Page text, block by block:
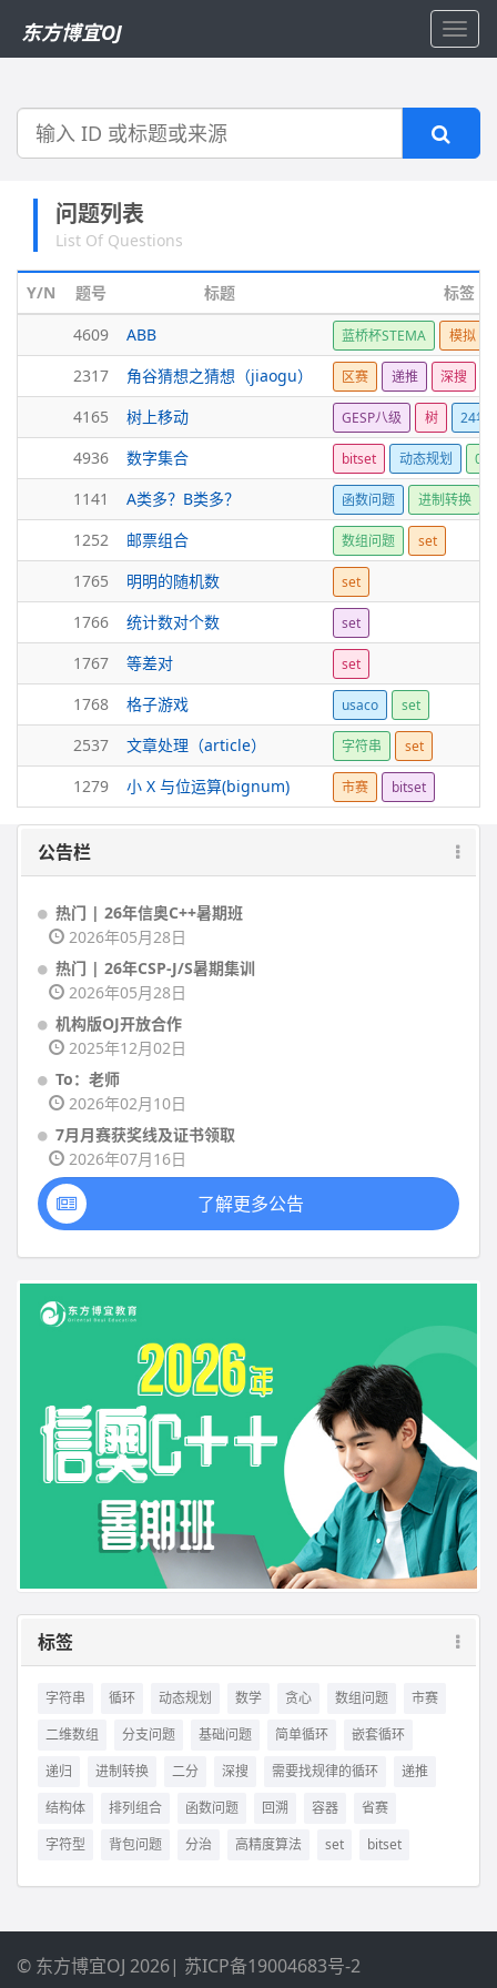
东方博宜OJ
搜
问题列表
List Of Questions
Y/N 题号 标题
标签
4609
ABB 蓝桥杯STEMA 模拟
2317 角谷猜想之猜想（jiaogu） 区赛 递推 深搜
4165 树上移动 GESP八级 树 24年
4936 数字集合 bitset 动态规划 01
1141 A类多？B类多？ 函数问题 进制转换
1252 邮票组合 数组问题 set
1765 明明的随机数 set
1766 统计数对个数 set
1767 等差对 set
1768 格子游戏 usaco set
2537 文章处理（article） 字符串 set
1279 小 X 与位运算(bignum) 市赛 bitset
公告栏
热门 | 26年信奥C++暑期班
2026年05月28日
热门 | 26年CSP-J/S暑期集训
2026年05月28日
机构版OJ开放合作
2025年12月02日
To：老师
2026年02月10日
7月月赛获奖线及证书领取
2026年07月16日
了解更多公告
标签
字符串 循环 动态规划 数学 贪心 数组问题
市赛
二维数组
分支问题 基础问题 简单循环
嵌套循环
递归
进制转换 二分 深搜 需要找规律的循环
递推
结构体
排列组合 函数问题 回溯 容器
省赛
字符型
背包问题 分治 高精度算法 set bitset
© 东方博宜OJ 2026| 苏ICP备19004683号-2